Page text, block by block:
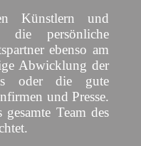
Künstlern und
die persönliche
ebenso am
Abwicklung der
oder die gute
und Presse.
Team des